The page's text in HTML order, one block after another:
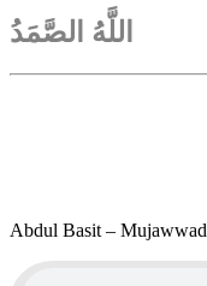
اللَّهُ الصَّمَدُ
Abdul Basit – Mujawwad